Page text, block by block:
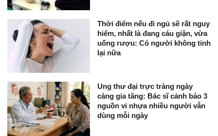
Thời điểm nếu đi ngủ sẽ rất nguy
hiểm, nhất là đang cáu giận, vừa
uống rượu: Có người không tỉnh
lại nữa
Ung thư đại trực tràng ngày
càng gia tăng: Bác sĩ cảnh báo 3
nguồn vi nhựa nhiều người vẫn
dùng mỗi ngày